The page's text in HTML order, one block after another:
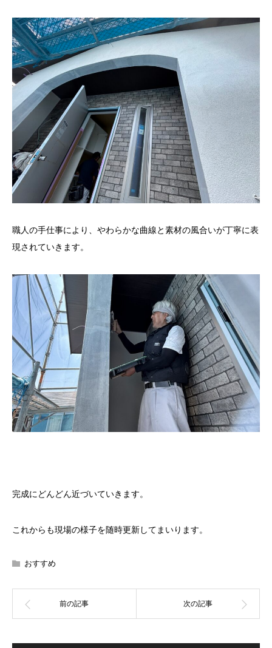
職人の手仕事により、やわらかな曲線と素材の風合いが丁寧に表
現されていきます。
完成にどんどん近づいていきます。
これからも現場の様子を随時更新してまいります。
おすすめ